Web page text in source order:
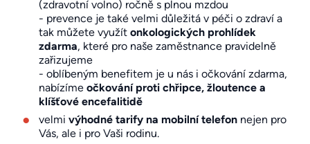
(zdravotní volno) ročně s plnou mzdou
- prevence je také velmi důležitá v péči o zdraví a
tak můžete využít onkologických prohlídek
zdarma, které pro naše zaměstnance pravidelně
zařizujeme
- oblíbeným benefitem je u nás i očkování zdarma,
nabízíme očkování proti chřipce, žloutence a
klíšťové encefalitidě
velmi výhodné tarify na mobilní telefon nejen pro
Vás, ale i pro Vaši rodinu.